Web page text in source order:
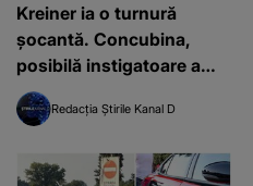
Kreiner ia o turnură
șocantă. Concubina,
posibilă instigatoare a
crimei. Ce spune mama
Adrianei Viliginschi
Redacția Știrile Kanal D